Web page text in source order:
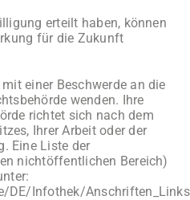
erteilt haben, können
für die Zukunft
einer Beschwerde an die
wenden. Ihre
richtet sich nach dem
Ihrer Arbeit oder der
Eine Liste der
nichtöffentlichen Bereich)
DE/Infothek/